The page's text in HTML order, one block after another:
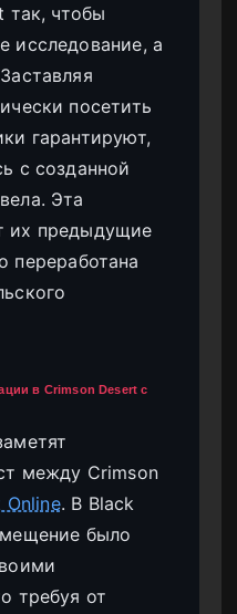
так, чтобы
исследование, а
посетить
гарантируют,
с созданной
Эта
их предыдущие
переработана
в Crimson Desert с
между Crimson
Online. В Black
было
требуя от